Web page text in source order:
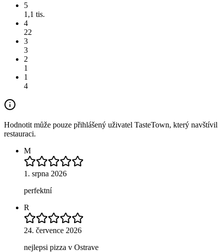
5
1,1 tis.
4
22
3
3
2
1
1
4
Hodnotit může pouze přihlášený uživatel TasteTown, který navštívil
restauraci.
M
1. srpna 2026
perfektní
R
24. července 2026
nejlepsi pizza v Ostrave